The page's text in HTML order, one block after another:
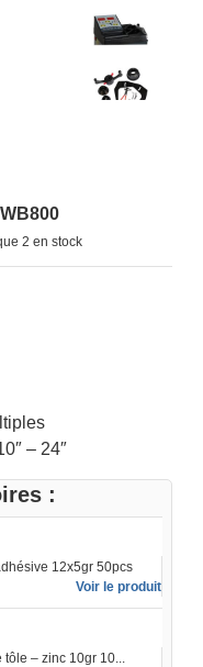
2 en stock
– 24″
:
12x5gr 50pcs
Voir le produit
– zinc 10gr 10...